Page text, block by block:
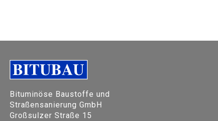
Bituminöse Baustoffe und
Straßensanierung GmbH
Großsulzer Straße 15